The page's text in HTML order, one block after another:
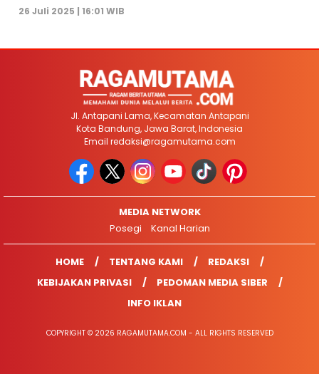
26 Juli 2025 | 16:01 WIB
Jl. Antapani Lama, Kecamatan Antapani
Kota Bandung, Jawa Barat, Indonesia
Email redaksi@ragamutama.com
MEDIA NETWORK
Posegi
Kanal Harian
HOME TENTANG KAMI
REDAKSI
KEBIJAKAN PRIVASI
PEDOMAN MEDIA SIBER
INFO IKLAN
COPYRIGHT © 2026 RAGAMUTAMA.COM - ALL RIGHTS RESERVED